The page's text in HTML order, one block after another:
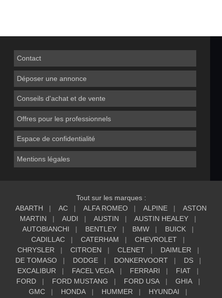
Contact
Déposer une annonce
Conseils d'achat et de vente
Offres pour les professionnels
Espace de confidentialité
Mentions légales
Tout sur les marques :
ABARTH
AC ALFA ROMEO ALPINE
ASTON
MARTIN
AUDI AUSTIN
AUSTIN HEALEY
AUTOBIANCHI
BENTLEY BMW
BUICK
CADILLAC
CATERHAM
CHEVROLET
CHRYSLER
CITROEN CLENET
DAIMLER
DE TOMASO
DODGE DONKERVOORT
DS
EXCALIBUR
FACEL VEGA FERRARI
FIAT
FORD
FORD MUSTANG FORD USA
GHIA
GMC
HONDA HUMMER HYUNDAI